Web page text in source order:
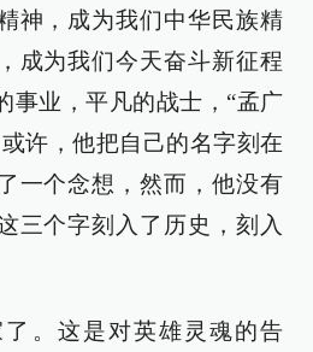
神，成为我们中华民族精
成为我们今天奋斗新征程
事业，平凡的战士，“孟广
许，他把自己的名字刻在
一个念想，然而，他没有
三个字刻入了历史，刻入
。这是对英雄灵魂的告